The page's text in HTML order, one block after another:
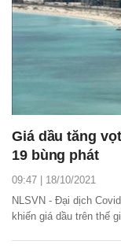
Giá dầu tăng
19 bùng phát
09:47 | 18/10/2021
NLSVN - Đại dịch
khiến giá dầu trên thế